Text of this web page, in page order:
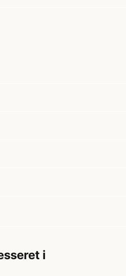
i